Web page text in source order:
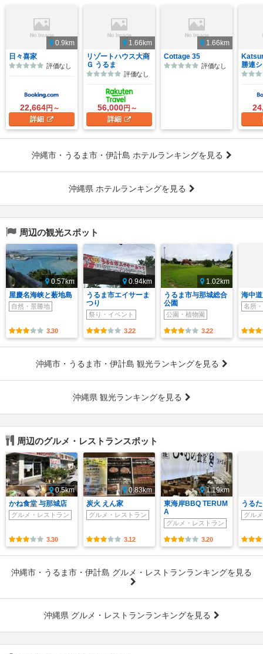
0.9km
日々喜家
評価なし
22,664円～
詳細
1.66km
リゾートハウス大商
Ｇ うるま
評価なし
56,000円～
詳細
1.66km
Cottage 35
評価なし
勝連
沖縄市・うるま市・伊計島 ホテルランキングを見る
沖縄県 ホテルランキングを見る
周辺の観光スポット
0.57km
屋慶名海峡と薮地島
自然・景勝地
3.30
0.94km
うるま市エイサーま
つり
祭り・イベント
3.22
1.02km
うるま市与那城総合
公園
公園・植物園
3.22
海中
名所
沖縄市・うるま市・伊計島 観光ランキングを見る
沖縄県 観光ランキングを見る
周辺のグルメ・レストランスポット
0.5km
かね食堂 与那城店
グルメ・レストラン
3.30
0.83km
炭火 えん家
グルメ・レストラン
3.12
1.19km
東海岸BBQ TERUM
A
グルメ・レストラン
3.20
うる
グル
沖縄市・うるま市・伊計島 グルメ・レストランランキングを見る
沖縄県 グルメ・レストランランキングを見る